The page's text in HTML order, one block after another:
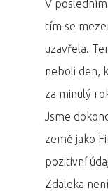
V
tím se
uzavřela.
neboli den,
za minulý
Jsme
země jako
pozitivní
Zdaleka